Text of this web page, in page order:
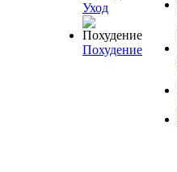
Уход
Похудение